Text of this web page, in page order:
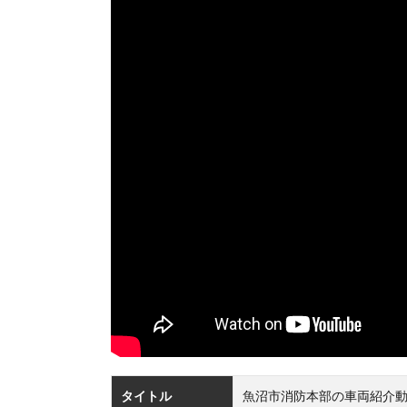
タイトル 魚沼市消防本部の車両紹介動